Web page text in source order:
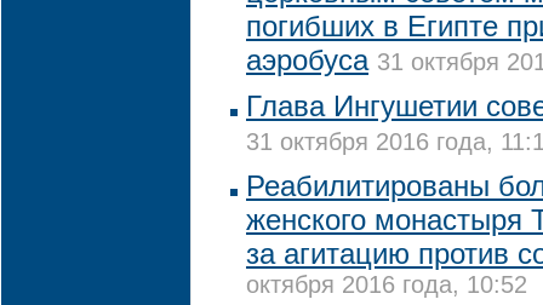
погибших в Египте
аэробуса 31 октября
Глава Ингушетии
31 октября 2016 года,
Реабилитированы
женского монастыря
за агитацию против
октября 2016 года, 10:52